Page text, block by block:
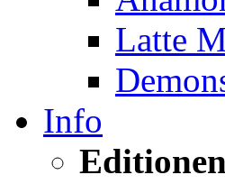
Latte
Info
Editionen